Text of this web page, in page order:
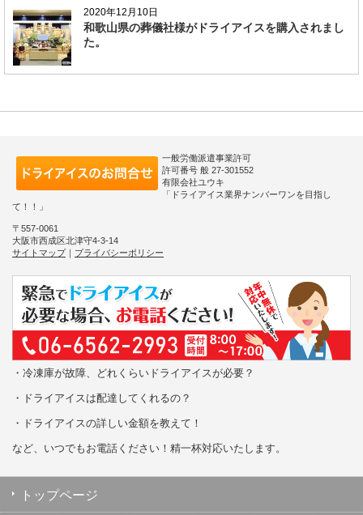
2020年12月10日
和歌山県の葬儀社様がドライアイスを購入されまし
た。
一般労働派遣事業許可
許可番号 般 27-301552
有限会社ユウキ
「ドライアイス業界ナンバーワンを目指し
て！！」
〒557-0061
大阪市西成区北津守4-3-14
サイトマップ｜ プライバシーポリシー
・冷凍庫が故障、どれくらいドライアイスが必要？
・ドライアイスは配達してくれるの？
・ドライアイスの詳しい金額を教えて！
など、いつでもお電話ください！精一杯対応いたします。
トップページ